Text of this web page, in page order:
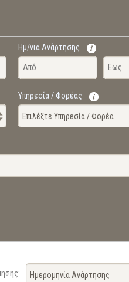
Ημ/νια Ανάρτησης
Υπηρεσία / Φορέας
Επιλέξτε Υπηρεσία / Φορέα
Ημερομηνία Ανάρτησης